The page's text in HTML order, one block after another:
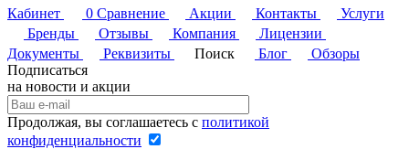
Кабинет
0 Сравнение Акции Контакты
Услуги
Бренды
Отзывы Компания
Лицензии
Документы
Реквизиты Поиск Блог
Обзоры
Подписаться
на новости и акции
Продолжая, вы соглашаетесь с политикой
конфиденциальности